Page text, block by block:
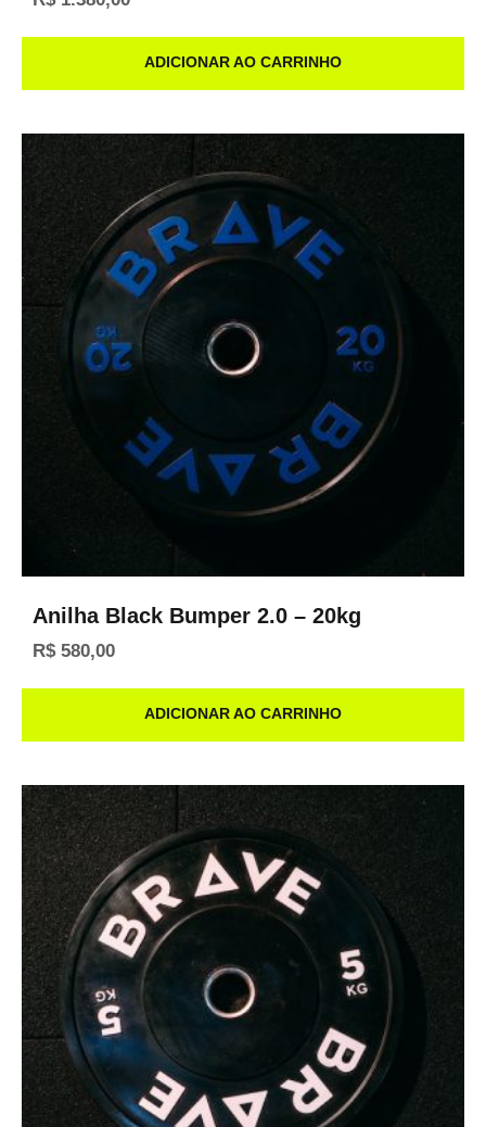
ADICIONAR AO CARRINHO
Anilha Black Bumper 2.0 – 20kg
R$580,00
ADICIONAR AO CARRINHO